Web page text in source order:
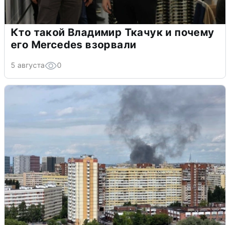
Кто такой Владимир Ткачук и почему
его Mercedes взорвали
5 августа 0